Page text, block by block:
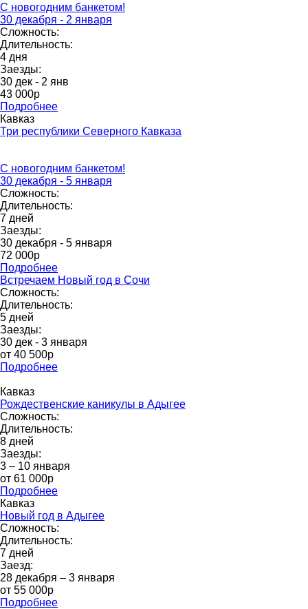
С новогодним банкетом!
30 декабря - 2 января
Сложность:
Длительность:
4 дня
Заезды:
30 дек - 2 янв
43 000p
Подробнее
Кавказ
Три республики Северного Кавказа
С новогодним банкетом!
30 декабря - 5 января
Сложность:
Длительность:
7 дней
Заезды:
30 декабря - 5 января
72 000p
Подробнее
Встречаем Новый год в Сочи
Сложность:
Длительность:
5 дней
Заезды:
30 дек - 3 января
от 40 500р
Подробнее
Кавказ
Рождественские каникулы в Адыгее
Сложность:
Длительность:
8 дней
Заезды:
3 – 10 января
от 61 000p
Подробнее
Кавказ
Новый год в Адыгее
Сложность:
Длительность:
7 дней
Заезд:
28 декабря – 3 января
от 55 000р
Подробнее